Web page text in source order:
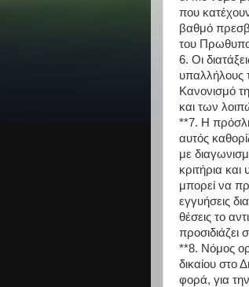
που κατέχουν
βαθμό
του
6. Οι
υπαλλήλους
Κανονισμό
και των
**7. Η
αυτός
με
κριτήρια
μπορεί να
εγγυήσεις
θέσεις το
προσιδιάζει
**8. Νόμος
δικαίου στο
φορά, για